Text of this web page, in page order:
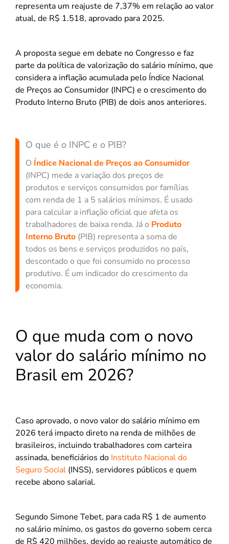
representa um reajuste de 7,37% em relação ao valor
atual, de R$ 1.518, aprovado para 2025.
A proposta segue em debate no Congresso e faz
parte da política de valorização do salário mínimo, que
considera a inflação acumulada pelo Índice Nacional
de Preços ao Consumidor (INPC) e o crescimento do
Produto Interno Bruto (PIB) de dois anos anteriores.
O que é o INPC e o PIB?
O Índice Nacional de Preços ao Consumidor
(INPC) mede a variação dos preços de
produtos e serviços consumidos por famílias
com renda de 1 a 5 salários mínimos. É usado
para calcular a inflação oficial que afeta os
trabalhadores de baixa renda. Já o Produto
Interno Bruto (PIB) representa a soma de
todos os bens e serviços produzidos no país,
descontado o que foi consumido no processo
produtivo. É um indicador do crescimento da
economia.
O que muda com o novo
valor do salário mínimo no
Brasil em 2026?
Caso aprovado, o novo valor do salário mínimo em
2026 terá impacto direto na renda de milhões de
brasileiros, incluindo trabalhadores com carteira
assinada, beneficiários do Instituto Nacional do
Seguro Social (INSS), servidores públicos e quem
recebe abono salarial.
Segundo Simone Tebet, para cada R$ 1 de aumento
no salário mínimo, os gastos do governo sobem cerca
de R$ 420 milhões, devido ao reajuste automático de